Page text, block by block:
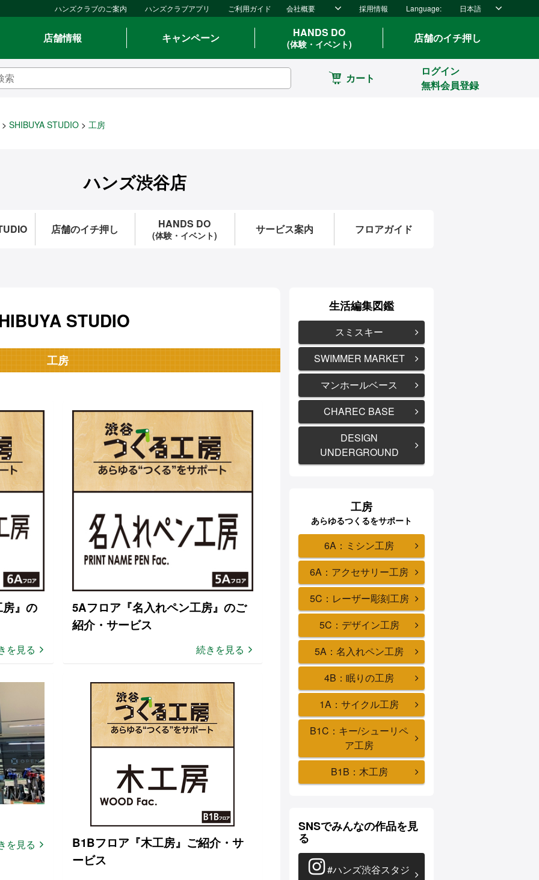
ハンズクラブのご案内 ハンズクラブアプリ ご利用ガイド 会社概要 採用情報 Language: 日本語
店舗情報 キャンペーン HANDS DO
(体験・イベント) 店舗のイチ押し
カート
ログイン
無料会員登録
SHIBUYA STUDIO 工房
ハンズ渋谷店
店舗のイチ押し HANDS DO
(体験・イベント) サービス案内 フロアガイド
STUDIO
工房
』の
を見る
5Aフロア『名入れペン工房』のご
紹介・サービス
続きを見る
を見る
B1Bフロア『木工房』ご紹介・サ
ービス
生活編集図鑑
スミスキー
SWIMMER MARKET
マンホールベース
CHAREC BASE
DESIGN
UNDERGROUND
工房
あらゆるつくるをサポート
6A：ミシン工房
6A：アクセサリー工房
5C：レーザー彫刻工房
5C：デザイン工房
5A：名入れペン工房
4B：眠りの工房
1A：サイクル工房
B1C：キー/シューリペ
ア工房
B1B：木工房
SNSでみんなの作品を見
る
#ハンズ渋谷スタジ